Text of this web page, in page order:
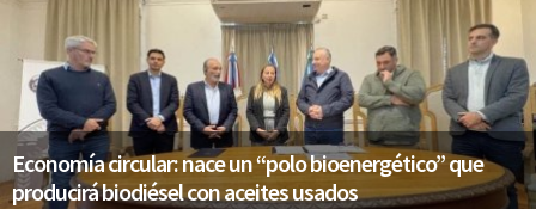
Economía circular: nace un “polo bioenergético” que
producirá biodiésel con aceites usados